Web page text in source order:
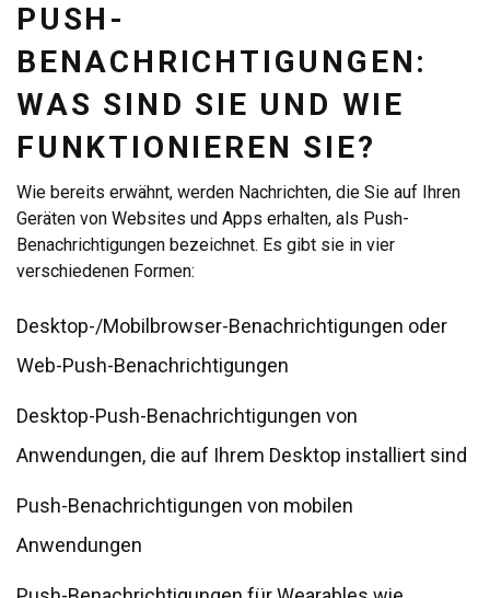
PUSH-
BENACHRICHTIGUNGEN:
WAS SIND SIE UND WIE
FUNKTIONIEREN SIE?
Wie bereits erwähnt, werden Nachrichten, die Sie auf Ihren
Geräten von Websites und Apps erhalten, als Push-
Benachrichtigungen bezeichnet. Es gibt sie in vier
verschiedenen Formen:
Desktop-/Mobilbrowser-Benachrichtigungen oder
Web-Push-Benachrichtigungen
Desktop-Push-Benachrichtigungen von
Anwendungen, die auf Ihrem Desktop installiert sind
Push-Benachrichtigungen von mobilen
Anwendungen